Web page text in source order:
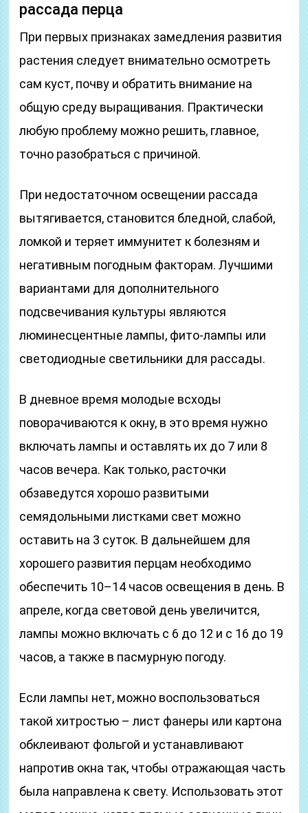
рассада перца
При первых признаках замедления развития
растения следует внимательно осмотреть
сам куст, почву и обратить внимание на
общую среду выращивания. Практически
любую проблему можно решить, главное,
точно разобраться с причиной.
При недостаточном освещении рассада
вытягивается, становится бледной, слабой,
ломкой и теряет иммунитет к болезням и
негативным погодным факторам. Лучшими
вариантами для дополнительного
подсвечивания культуры являются
люминесцентные лампы, фито-лампы или
светодиодные светильники для рассады.
В дневное время молодые всходы
поворачиваются к окну, в это время нужно
включать лампы и оставлять их до 7 или 8
часов вечера. Как только, расточки
обзаведутся хорошо развитыми
семядольными листками свет можно
оставить на 3 суток. В дальнейшем для
хорошего развития перцам необходимо
обеспечить 10–14 часов освещения в день. В
апреле, когда световой день увеличится,
лампы можно включать с 6 до 12 и с 16 до 19
часов, а также в пасмурную погоду.
Если лампы нет, можно воспользоваться
такой хитростью – лист фанеры или картона
обклеивают фольгой и устанавливают
напротив окна так, чтобы отражающая часть
была направлена к свету. Использовать этот